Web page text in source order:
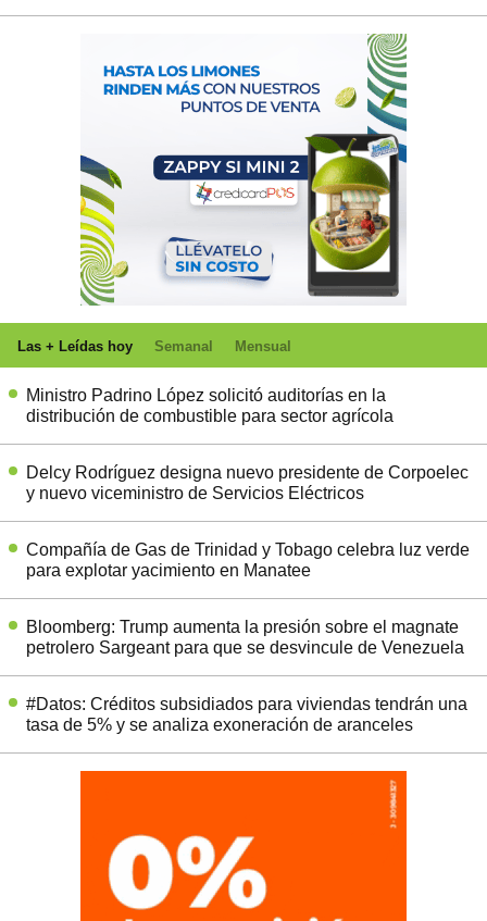
Las + Leídas hoy Semanal Mensual
Ministro Padrino López solicitó auditorías en la
distribución de combustible para sector agrícola
Delcy Rodríguez designa nuevo presidente de Corpoelec
y nuevo viceministro de Servicios Eléctricos
Compañía de Gas de Trinidad y Tobago celebra luz verde
para explotar yacimiento en Manatee
Bloomberg: Trump aumenta la presión sobre el magnate
petrolero Sargeant para que se desvincule de Venezuela
#Datos: Créditos subsidiados para viviendas tendrán una
tasa de 5% y se analiza exoneración de aranceles